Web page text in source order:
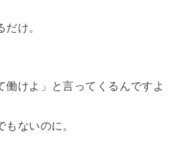
け。
働けよ」と言ってくるんですよ
ないのに。